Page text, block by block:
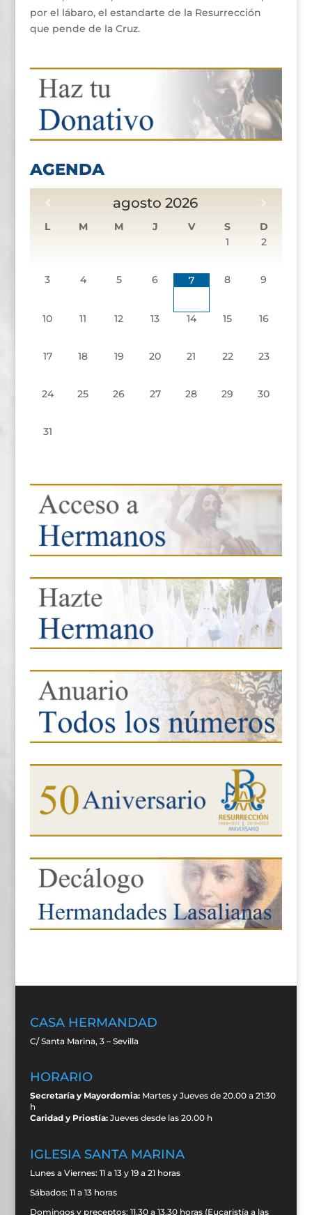
por el lábaro, el estandarte de la Resurrección
que pende de la Cruz.
AGENDA
agosto 2026
L M M J V S
D
1
2
3 4 5 6 7 8 9
10 11 12 13 14 15 16
17 18 19 20 21 22 23
24 25 26 27 28 29 30
31
CASA HERMANDAD
C/ Santa Marina, 3 – Sevilla
HORARIO
Secretaría y Mayordomia:Martes y Jueves de 20.00 a 21:30
h
Caridad y Priostía:Jueves desde las 20.00 h
IGLESIA SANTA MARINA
Lunes a Viernes: 11 a 13 y 19 a 21 horas
Sábados: 11 a 13 horas
Domingos y preceptos: 11.30 a 13.30 horas (Eucaristía a las